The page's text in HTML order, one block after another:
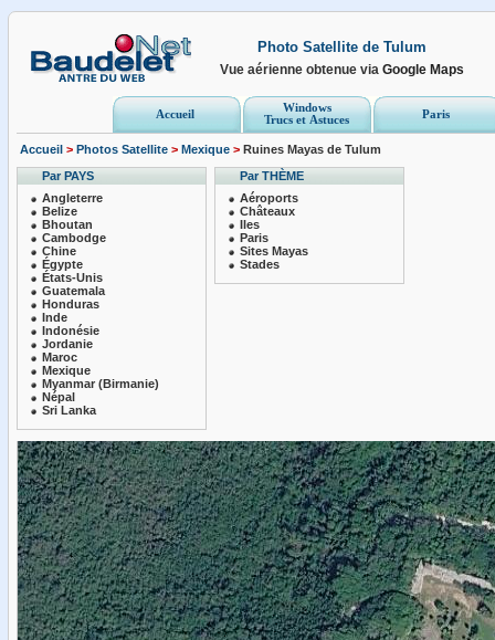
Photo Satellite de Tulum
Vue aérienne obtenue viaGoogle Maps
Accueil
Windows
Trucs et Astuces
Paris
Accueil > Photos Satellite > Mexique > Ruines Mayas de Tulum
Par PAYS
Angleterre
Belize
Bhoutan
Cambodge
Chine
Égypte
États-Unis
Guatemala
Honduras
Inde
Indonésie
Jordanie
Maroc
Mexique
Myanmar (Birmanie)
Népal
Sri Lanka
Par THÈME
Aéroports
Châteaux
Iles
Paris
Sites Mayas
Stades